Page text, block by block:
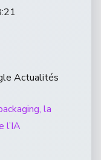
Actualités
la
l’IA